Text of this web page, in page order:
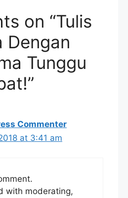
on “Tulis
Dengan
Tunggu
Commenter
at 3:41 am
with moderating,